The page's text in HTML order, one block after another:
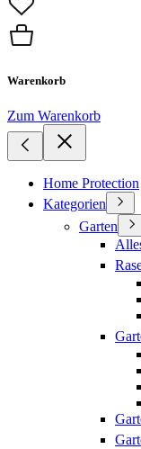
Warenkorb
Zum Warenkorb
Home Protection
Kategorien
Garten